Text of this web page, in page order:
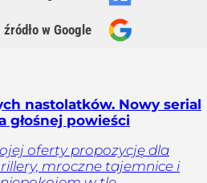
źródło w Google
nastolatków. Nowy serial
głośnej powieści
oferty propozycję dla
mroczne tajemnice i